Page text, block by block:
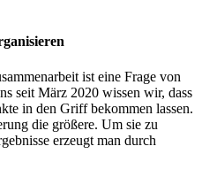
ist eine Frage von
seit März 2020 wissen wir, dass
in den Griff bekommen lassen.
die größere. Um sie zu
erzeugt man durch